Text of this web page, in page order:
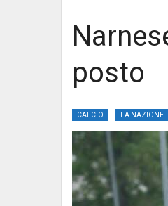
posto
CALCIO LA NAZIONE